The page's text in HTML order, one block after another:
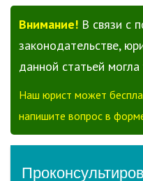
Внимание! В связи с
законодательстве,
данной статьей могла
Наш юрист может
напишите вопрос в